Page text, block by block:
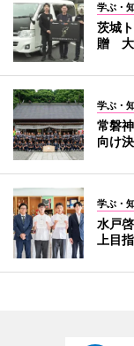
学ぶ・
茨城
贈 大
学ぶ・
常磐
向け
学ぶ・
水戸
上目